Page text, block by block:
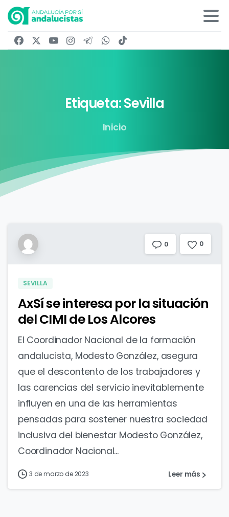
Etiqueta:Sevilla
Inicio
0 0
SEVILLA
AxSí se interesa por la situación
del CIMI de Los Alcores
El Coordinador Nacional de la formación
andalucista, Modesto González, asegura
que el descontento de los trabajadores y
las carencias del servicio inevitablemente
influyen en una de las herramientas
pensadas para sostener nuestra sociedad
inclusiva del bienestar Modesto González,
Coordinador Nacional...
3 de marzo de 2023 Leer más